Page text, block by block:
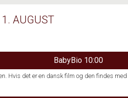
AUGUST
BabyBio 10:00
Hvis det er en dansk film og den findes